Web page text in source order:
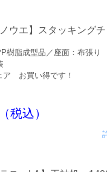
ノウエ】スタッキング
樹脂成型品／座面：布張
ア お買い得です！
税込）